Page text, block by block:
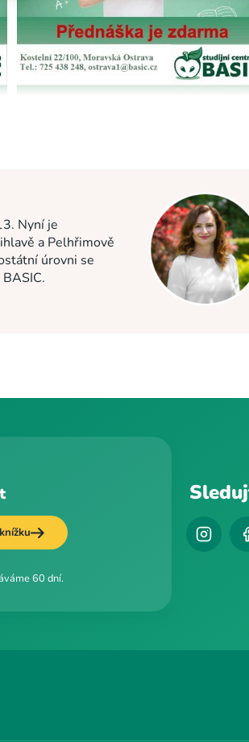
Nyní je
a Pelhřimově
úrovni se
60 dní.